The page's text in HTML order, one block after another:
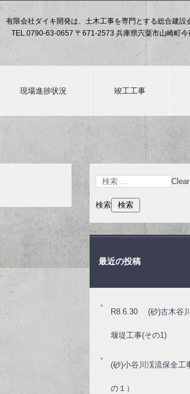
有限会社ダイキ開発は、土木工事を専門とする総合建設
TEL. 0790-63-0657 〒671-2573 兵庫県宍粟市山崎町
現場進捗状況 竣工工事
検索
最近の投稿
R8.6.30 (砂)古木谷
堰堤工事(その1)
(砂)小谷川渓流保全工
の１）